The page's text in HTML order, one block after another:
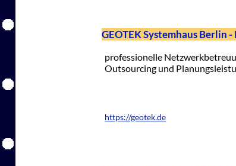
GEOTEK Systemhaus
professionelle
Outsourcing und
https://geotek.de